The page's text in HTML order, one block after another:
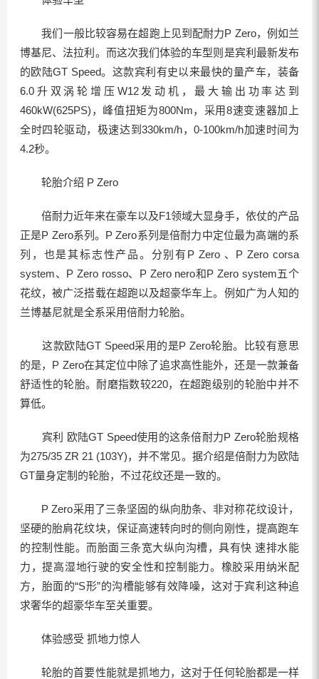
我们一般比较容易在超跑上见到配耐力P Zero，例如兰
博基尼、法拉利。而这次我们体验的车型则是宾利最新发布
的欧陆GT Speed。这款宾利有史以来最快的量产车，装备
6.0升双涡轮增压W12发动机，最大输出功率达到
460kW(625PS)，峰值扭矩为800Nm，采用8速变速器加上
全时四轮驱动，极速达到330km/h，0-100km/h加速时间为
4.2秒。
轮胎介绍 P Zero
倍耐力近年来在豪车以及F1领域大显身手，依仗的产品
正是P Zero系列。P Zero系列是倍耐力中定位最为高端的系
列，也是其标志性产品。分别有P Zero 、P Zero corsa
system、P Zero rosso、P Zero nero和P Zero system五个
花纹，被广泛搭载在超跑以及超豪华车上。例如广为人知的
兰博基尼就是全系采用倍耐力轮胎。
这款欧陆GT Speed采用的是P Zero轮胎。比较有意思
的是，P Zero在其定位中除了追求高性能外，还是一款兼备
舒适性的轮胎。耐磨指数较220，在超跑级别的轮胎中并不
算低。
宾利 欧陆GT Speed使用的这条倍耐力P Zero轮胎规格
为275/35 ZR 21 (103Y)，并不常见。据介绍是倍耐力为欧陆
GT量身定制的轮胎，不过花纹还是一致的。
P Zero采用了三条坚固的纵向肋条、非对称花纹设计，
坚硬的胎肩花纹块，保证高速转向时的侧向刚性，提高跑车
的控制性能。而胎面三条宽大纵向沟槽，具有快 速排水能
力，提高湿地行驶的安全性和控制能力。橡胶采用纳米配
方，胎面的“S形”的沟槽能够有效降噪，这对于宾利这种追
求奢华的超豪华车至关重要。
体验感受 抓地力惊人
轮胎的首要性能就是抓地力，这对于任何轮胎都是一样